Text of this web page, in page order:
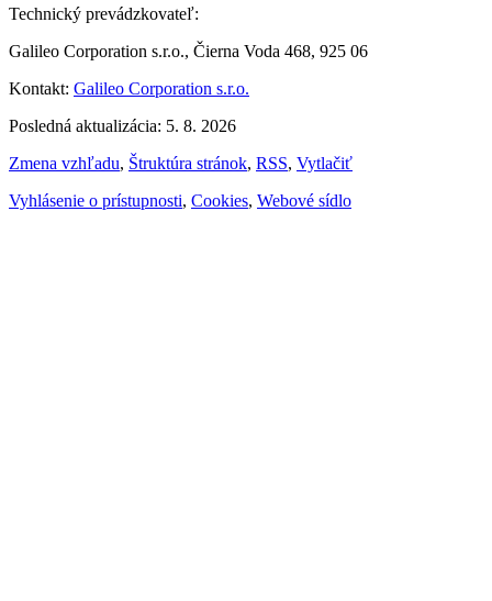
Technický prevádzkovateľ:
Galileo Corporation s.r.o., Čierna Voda 468, 925 06
Kontakt: Galileo Corporation s.r.o.
Posledná aktualizácia: 5. 8. 2026
Zmena vzhľadu, Štruktúra stránok, RSS, Vytlačiť
Vyhlásenie o prístupnosti, Cookies, Webové sídlo